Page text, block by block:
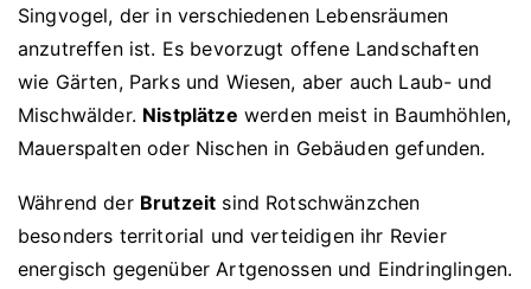
Singvogel, der in verschiedenen Lebensräumen
anzutreffen ist. Es bevorzugt offene Landschaften
wie Gärten, Parks und Wiesen, aber auch Laub- und
Mischwälder. Nistplätze werden meist in Baumhöhlen,
Mauerspalten oder Nischen in Gebäuden gefunden.
Während der Brutzeit sind Rotschwänzchen
besonders territorial und verteidigen ihr Revier
energisch gegenüber Artgenossen und Eindringlingen.